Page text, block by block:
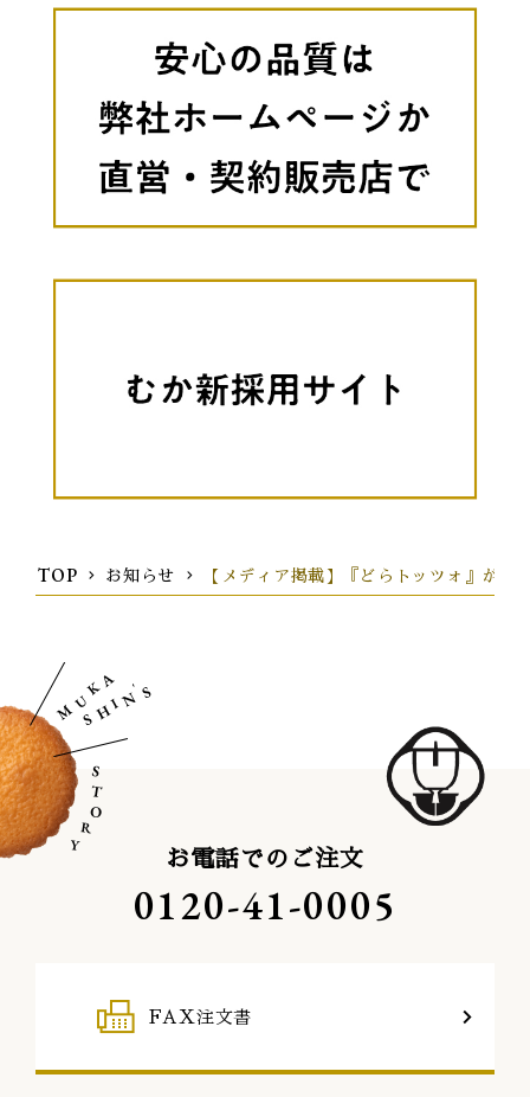
TOP お知らせ 【メディア掲載】『どらトッツォ』が
お電話でのご注文
0120-41-0005
FAX注文書